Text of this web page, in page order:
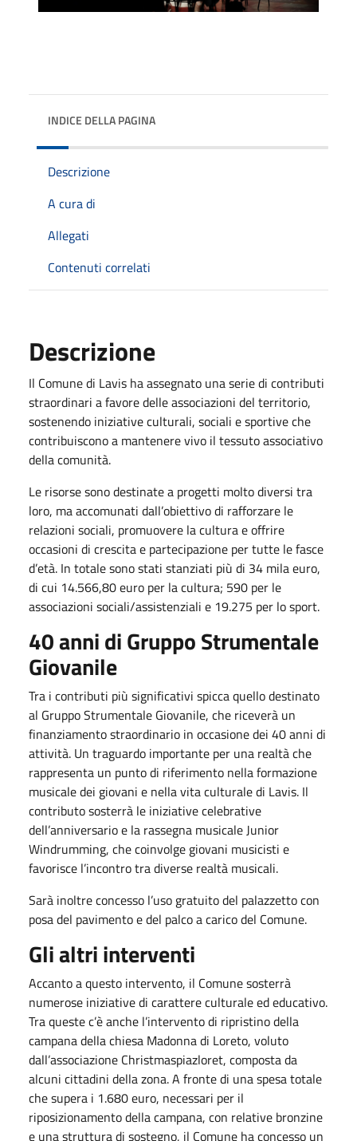
INDICE DELLA PAGINA
Descrizione
A cura di
Allegati
Contenuti correlati
Descrizione
Il Comune di Lavis ha assegnato una serie di contributi
straordinari a favore delle associazioni del territorio,
sostenendo iniziative culturali, sociali e sportive che
contribuiscono a mantenere vivo il tessuto associativo
della comunità.
Le risorse sono destinate a progetti molto diversi tra
loro, ma accomunati dall’obiettivo di rafforzare le
relazioni sociali, promuovere la cultura e offrire
occasioni di crescita e partecipazione per tutte le fasce
d’età. In totale sono stati stanziati più di 34 mila euro,
di cui 14.566,80 euro per la cultura; 590 per le
associazioni sociali/assistenziali e 19.275 per lo sport.
40 anni di Gruppo Strumentale
Giovanile
Tra i contributi più significativi spicca quello destinato
al Gruppo Strumentale Giovanile, che riceverà un
finanziamento straordinario in occasione dei 40 anni di
attività. Un traguardo importante per una realtà che
rappresenta un punto di riferimento nella formazione
musicale dei giovani e nella vita culturale di Lavis. Il
contributo sosterrà le iniziative celebrative
dell’anniversario e la rassegna musicale Junior
Windrumming, che coinvolge giovani musicisti e
favorisce l’incontro tra diverse realtà musicali.
Sarà inoltre concesso l’uso gratuito del palazzetto con
posa del pavimento e del palco a carico del Comune.
Gli altri interventi
Accanto a questo intervento, il Comune sosterrà
numerose iniziative di carattere culturale ed educativo.
Tra queste c’è anche l’intervento di ripristino della
campana della chiesa Madonna di Loreto, voluto
dall’associazione Christmaspiazloret, composta da
alcuni cittadini della zona. A fronte di una spesa totale
che supera i 1.680 euro, necessari per il
riposizionamento della campana, con relative bronzine
e una struttura di sostegno, il Comune ha concesso un